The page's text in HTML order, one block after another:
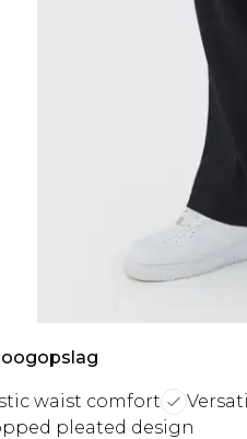
oogopslag
waist comfort
pleated design